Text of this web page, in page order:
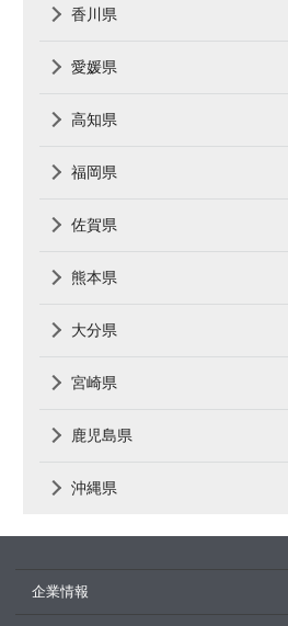
香川県
愛媛県
高知県
福岡県
佐賀県
熊本県
大分県
宮崎県
鹿児島県
沖縄県
企業情報